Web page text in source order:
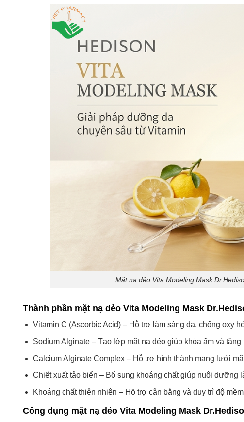
Mặt nạ dẻo Vita Modeling Mask
Thành phần mặt nạ dẻo Vita Modeling Mask
Vitamin C (Ascorbic Acid) – Hỗ trợ làm sáng da, chống oxy
Sodium Alginate – Tạo lớp mặt nạ dẻo giúp khóa ẩm và
Calcium Alginate Complex – Hỗ trợ hình thành mạng lưới
Chiết xuất tảo biển – Bổ sung khoáng chất giúp nuôi dưỡng
Khoáng chất thiên nhiên – Hỗ trợ cân bằng và duy trì độ
Công dụng mặt nạ dẻo Vita Modeling Mask